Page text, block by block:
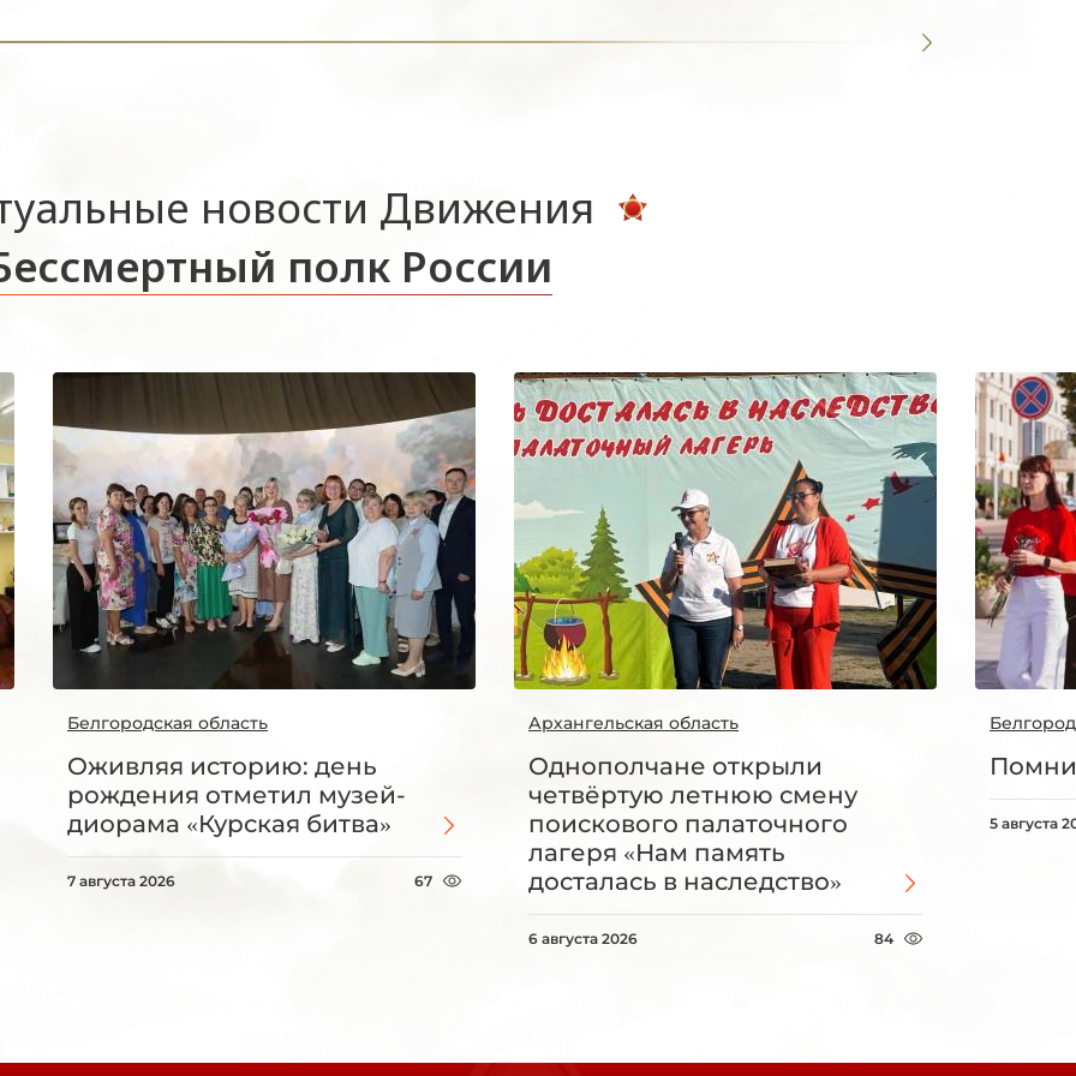
новости Движения
полк России
Белгородская область
Оживляя историю: день
рождения отметил музей-
диорама «Курская битва»
7 августа 2026 67
Архангельская область
Однополчане открыли
четвёртую летнюю смену
поискового палаточного
лагеря «Нам память
досталась в наследство»
6 августа 2026 84
5 августа